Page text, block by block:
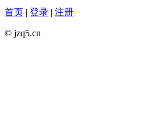
首页 | 登录 | 注册
© jzq5.cn